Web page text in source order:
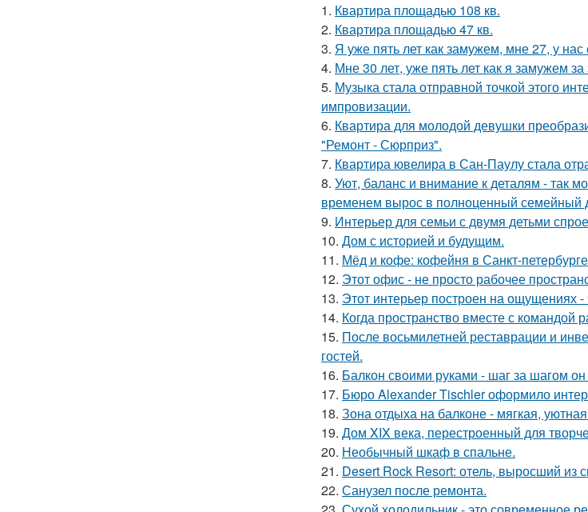
1. Квартира площадью 108 кв.
2. Квартира площадью 47 кв.
3. Я уже пять лет как замужем, мне 27, у нас
4. Мне 30 лет, уже пять лет как я замужем
5. Музыка стала отправной точкой этого
импровизации.
6. Квартира для молодой девушки
"Ремонт - Сюрприз".
7. Квартира ювелира в Сан-Паулу стала
8. Уют, баланс и внимание к деталям - так
временем вырос в полноценный семейный
9. Интерьер для семьи с двумя детьми
10. Дом с историей и будущим.
11. Мёд и кофе: кофейня в Санкт-
12. Этот офис - не просто рабочее
13. Этот интерьер построен на ощущениях -
14. Когда пространство вместе с командой
15. После восьмилетней реставрации и
гостей.
16. Балкон своими руками - шаг за шагом
17. Бюро Alexander Tischler оформило
18. Зона отдыха на балконе - мягкая,
19. Дом XIX века, перестроенный для
20. Необычный шкаф в спальне.
21. Desert Rock Resort: отель, выросший из
22. Санузел после ремонта.